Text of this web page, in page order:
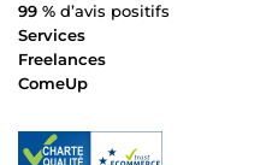
99 % d’avis positifs
Services
Freelances
ComeUp